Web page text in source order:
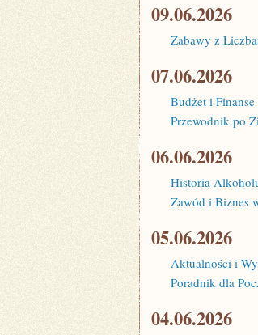
09.06.2026
Zabawy z
07.06.2026
Budżet i Finanse
Przewodnik po
06.06.2026
Historia
Zawód i Biznes
05.06.2026
Aktualności i
Poradnik dla
04.06.2026